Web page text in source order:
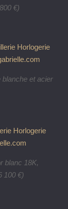
€)
et acier
blanc 18K,
100 €)